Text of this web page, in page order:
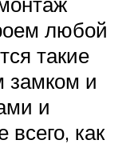
любой
такие
замком и
и
как